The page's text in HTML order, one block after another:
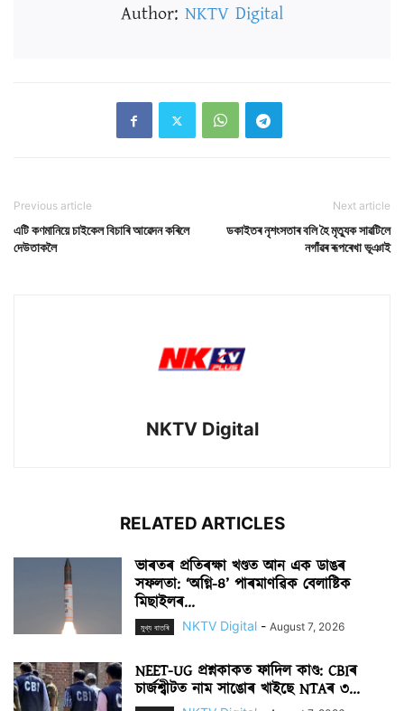
Author: NKTV Digital
Previous article
এটি কণমানিয়ে চাইকেল বিচাৰি আৱেদন কৰিলে
দেউতাকলৈ
Next article
ডকাইতৰ নৃশংসতাৰ বলি হৈ মৃত্যুক সাৱটিলে
নগাঁৱৰ ৰূপৰেখা ভূঞাই
NKTV Digital
RELATED ARTICLES
ভাৰতৰ প্ৰতিৰক্ষা খণ্ডত আন এক ডাঙৰ
সফলতা: ‘অগ্নি-৪’ পাৰমাণৱিক বেলাষ্টিক
মিছাইলৰ...
মুখ্য বাতৰি NKTV Digital - August 7, 2026
NEET-UG প্ৰশ্নকাকত ফাদিল কাণ্ড: CBIৰ
চাৰ্জশ্বীটত নাম সাঙোৰ খাইছে NTAৰ ৩...